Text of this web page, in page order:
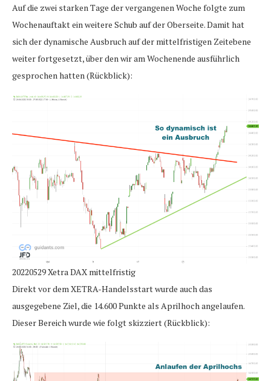
Auf die zwei starken Tage der vergangenen Woche folgte zum
Wochenauftakt ein weitere Schub auf der Oberseite. Damit hat
sich der dynamische Ausbruch auf der mittelfristigen Zeitebene
weiter fortgesetzt, über den wir am Wochenende ausführlich
gesprochen hatten (Rückblick):
20220529 Xetra DAX mittelfristig
Direkt vor dem XETRA-Handelsstart wurde auch das
ausgegebene Ziel, die 14.600 Punkte als Aprilhoch angelaufen.
Dieser Bereich wurde wie folgt skizziert (Rückblick):